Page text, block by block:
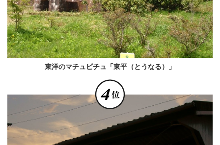
東洋のマチュピチュ「東平（とうなる）」